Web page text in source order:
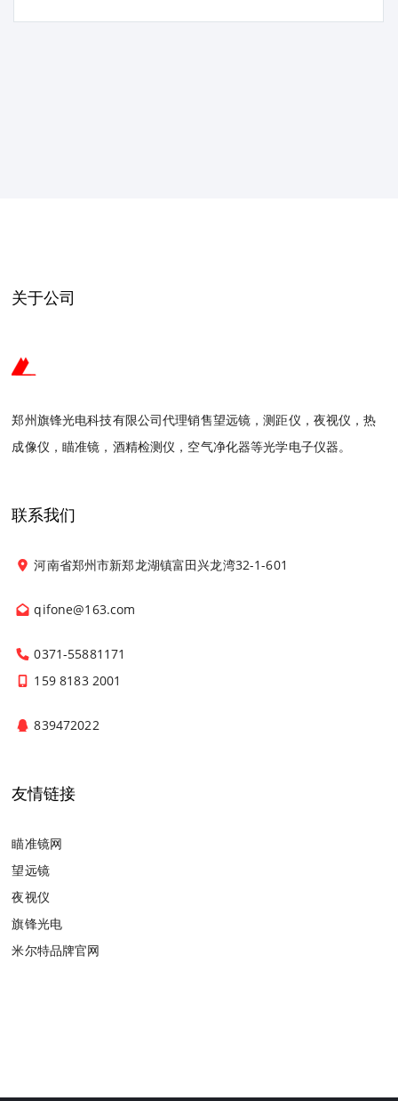
关于公司
郑州旗锋光电科技有限公司代理销售望远镜，测距仪，夜视仪，热
成像仪，瞄准镜，酒精检测仪，空气净化器等光学电子仪器。
联系我们
河南省郑州市新郑龙湖镇富田兴龙湾32-1-601
qifone@163.com
0371-55881171
159 8183 2001
839472022
友情链接
瞄准镜网
望远镜
夜视仪
旗锋光电
米尔特品牌官网